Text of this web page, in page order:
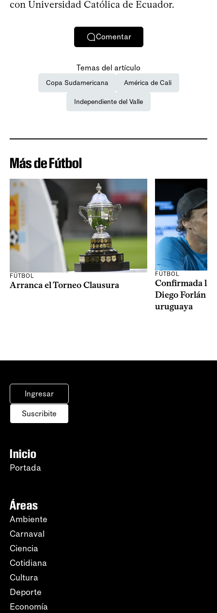
con Universidad Católica de Ecuador.
Comentar
Temas del artículo
Copa Sudamericana América de Cali
Independiente del Valle
Más de Fútbol
FÚTBOL
Arranca el Torneo Clausura
FÚTBOL
Confirmada la
Diego Forlán
uruguaya
Ingresar
Suscribite
Inicio
Portada
Áreas
Ambiente
Carnaval
Ciencia
Cotidiana
Cultura
Deporte
Economía